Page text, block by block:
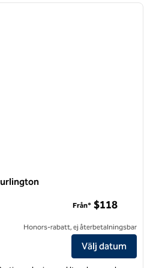
nästa
Inn & Suites Burlington
Från* $118
Honors-rabatt, ej återbetalningsbar
Välj datum